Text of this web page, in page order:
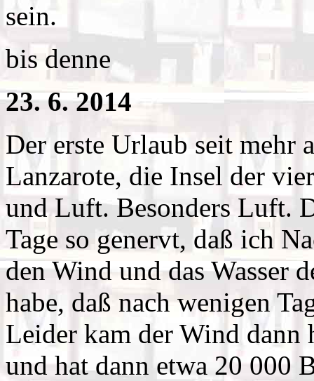
sein.
bis denne
23. 6. 2014
Der erste Urlaub seit mehr
Lanzarote, die Insel der
und Luft. Besonders Luft.
Tage so genervt, daß ich
den Wind und das Wasser
habe, daß nach wenigen
Leider kam der Wind
und hat dann etwa 20 000